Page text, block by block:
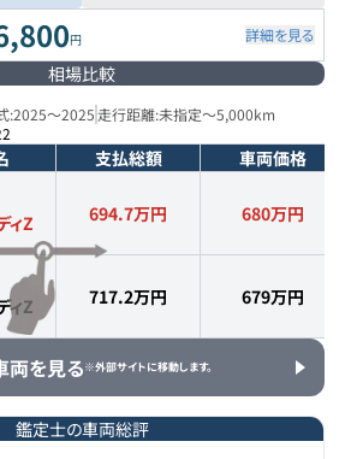
円 詳細を見る
相場比較
:2025～2025 走行距離:未指定～5,000km
支払総額 車両価格
ィZ 694.7万円 680万円
ィZ 717.2万円 679万円
両を見る※外部サイトに移動します。
鑑定士の車両総評